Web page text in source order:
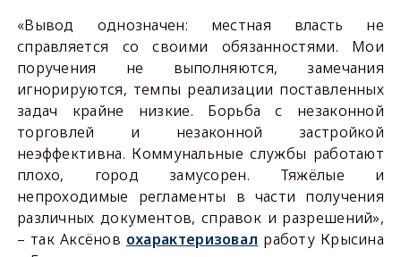
«Вывод однозначен: местная власть не
справляется со своими обязанностями. Мои
поручения не выполняются, замечания
игнорируются, темпы реализации поставленных
задач крайне низкие. Борьба с незаконной
торговлей и незаконной застройкой
неэффективна. Коммунальные службы работают
плохо, город замусорен. Тяжёлые и
непроходимые регламенты в части получения
различных документов, справок и разрешений»,
– так Аксёнов охарактеризовал работу Крысина